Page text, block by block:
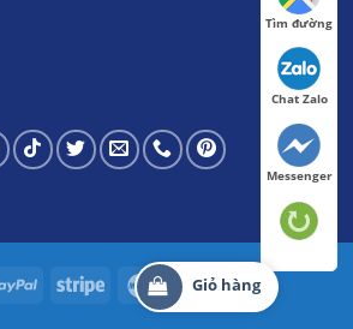
Giỏ hàng
Tìm đường
Chat Zalo
Messenger